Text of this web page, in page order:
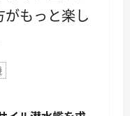
がもっと楽し